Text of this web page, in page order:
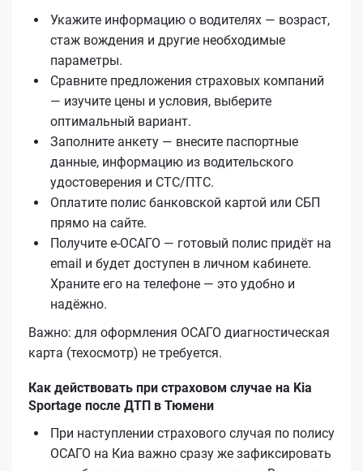
Укажите информацию о водителях — возраст,
стаж вождения и другие необходимые
параметры.
Сравните предложения страховых компаний
— изучите цены и условия, выберите
оптимальный вариант.
Заполните анкету — внесите паспортные
данные, информацию из водительского
удостоверения и СТС/ПТС.
Оплатите полис банковской картой или СБП
прямо на сайте.
Получите е‑ОСАГО — готовый полис придёт на
email и будет доступен в личном кабинете.
Храните его на телефоне — это удобно и
надёжно.
Важно: для оформления ОСАГО диагностическая
карта (техосмотр) не требуется.
Как действовать при страховом случае на Kia
Sportage после ДТП в Тюмени
При наступлении страхового случая по полису
ОСАГО на Киа важно сразу же зафиксировать